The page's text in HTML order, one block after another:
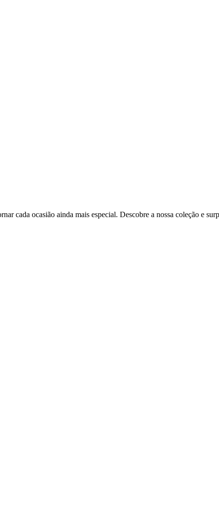
cada ocasião ainda mais especial. Descobre a nossa coleção e